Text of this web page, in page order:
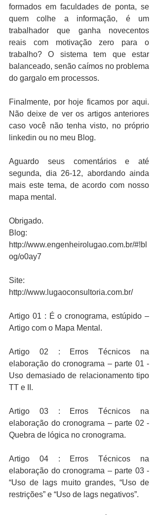
formados em faculdades de ponta, se
quem colhe a informação, é um
trabalhador que ganha novecentos
reais com motivação zero para o
trabalho? O sistema tem que estar
balanceado, senão caímos no problema
do gargalo em processos.
Finalmente, por hoje ficamos por aqui.
Não deixe de ver os artigos anteriores
caso você não tenha visto, no próprio
linkedin ou no meu Blog.
Aguardo seus comentários e até
segunda, dia 26-12, abordando ainda
mais este tema, de acordo com nosso
mapa mental.
Obrigado.
Blog:
http://www.engenheirolugao.com.br/#!bl
og/o0ay7
Site:
http://www.lugaoconsultoria.com.br/
Artigo 01 : É o cronograma, estúpido –
Artigo com o Mapa Mental.
Artigo 02 : Erros Técnicos na
elaboração do cronograma – parte 01 -
Uso demasiado de relacionamento tipo
TT e II.
Artigo 03 : Erros Técnicos na
elaboração do cronograma – parte 02 -
Quebra de lógica no cronograma.
Artigo 04 : Erros Técnicos na
elaboração do cronograma – parte 03 -
“Uso de lags muito grandes, “Uso de
restrições” e “Uso de lags negativos”.